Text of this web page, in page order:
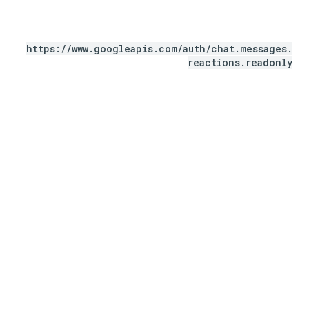
https: //www. googleapis. com/auth/chat. messages.
reactions. readonly